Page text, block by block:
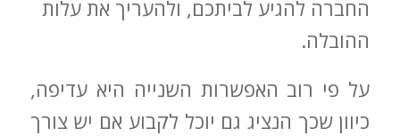
החברה להגיע לביתכם, ולהעריך את עלות
ההובלה.
על פי רוב האפשרות השנייה היא עדיפה,
כיוון שכך הנציג גם יוכל לקבוע אם יש צורך